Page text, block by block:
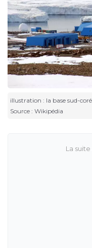
illustration : la base sud-
Source : Wikipédia